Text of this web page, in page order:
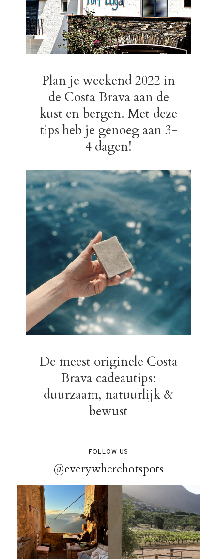
Plan je weekend 2022 in
de Costa Brava aan de
kust en bergen. Met deze
tips heb je genoeg aan 3-
4 dagen!
De meest originele Costa
Brava cadeautips:
duurzaam, natuurlijk &
bewust
FOLLOW US
@everywherehotspots